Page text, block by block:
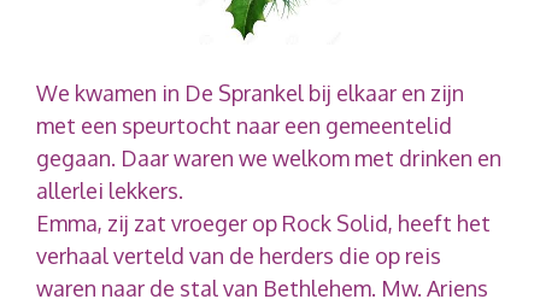
We kwamen in De Sprankel bij elkaar en zijn
met een speurtocht naar een gemeentelid
gegaan. Daar waren we welkom met drinken en
allerlei lekkers.
Emma, zij zat vroeger op Rock Solid, heeft het
verhaal verteld van de herders die op reis
waren naar de stal van Bethlehem. Mw. Ariens